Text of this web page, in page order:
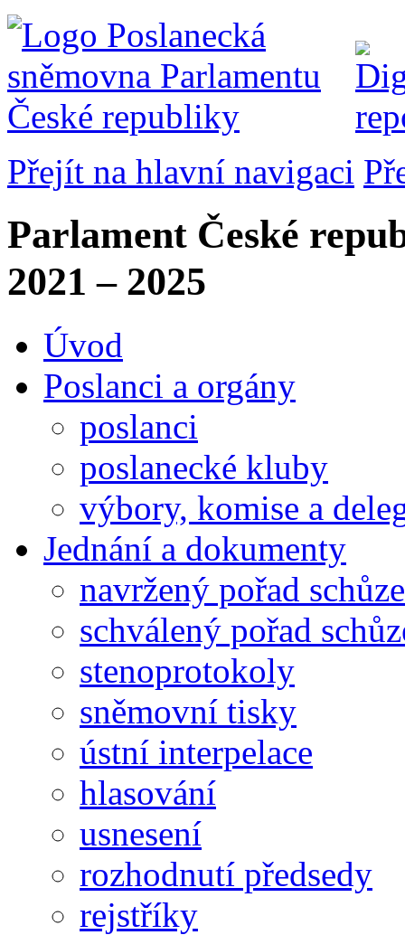
Přejít na hlavní navigaci
Parlament České
2021 – 2025
Úvod
Poslanci a orgány
poslanci
poslanecké kluby
výbory, komise a
Jednání a dokumenty
navržený pořad schůze
schválený pořad
stenoprotokoly
sněmovní tisky
ústní interpelace
hlasování
usnesení
rozhodnutí předsedy
rejstříky